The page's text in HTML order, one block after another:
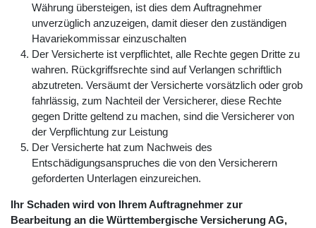
Währung übersteigen, ist dies dem Auftragnehmer
unverzüglich anzuzeigen, damit dieser den zuständigen
Havariekommissar einzuschalten
Der Versicherte ist verpflichtet, alle Rechte gegen Dritte zu
wahren. Rückgriffsrechte sind auf Verlangen schriftlich
abzutreten. Versäumt der Versicherte vorsätzlich oder grob
fahrlässig, zum Nachteil der Versicherer, diese Rechte
gegen Dritte geltend zu machen, sind die Versicherer von
der Verpflichtung zur Leistung
Der Versicherte hat zum Nachweis des
Entschädigungsanspruches die von den Versicherern
geforderten Unterlagen einzureichen.
Ihr Schaden wird von Ihrem Auftragnehmer zur
Bearbeitung an die Württembergische Versicherung AG,